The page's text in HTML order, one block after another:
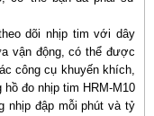
dõi nhịp tim với dây
vận động, có thể được
công cụ khuyến khích,
đo nhịp tim HRM-M10
nhịp đập mỗi phút và tỷ